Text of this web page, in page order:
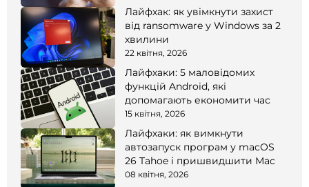
Лайфхак: як увімкнути захист
від ransomware у Windows за 2
хвилини
22 квітня, 2026
Лайфхаки: 5 маловідомих
функцій Android, які
допомагають економити час
15 квітня, 2026
Лайфхаки: як вимкнути
автозапуск програм у macOS
26 Tahoe і пришвидшити Mac
08 квітня, 2026